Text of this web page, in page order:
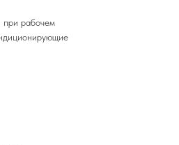
при рабочем